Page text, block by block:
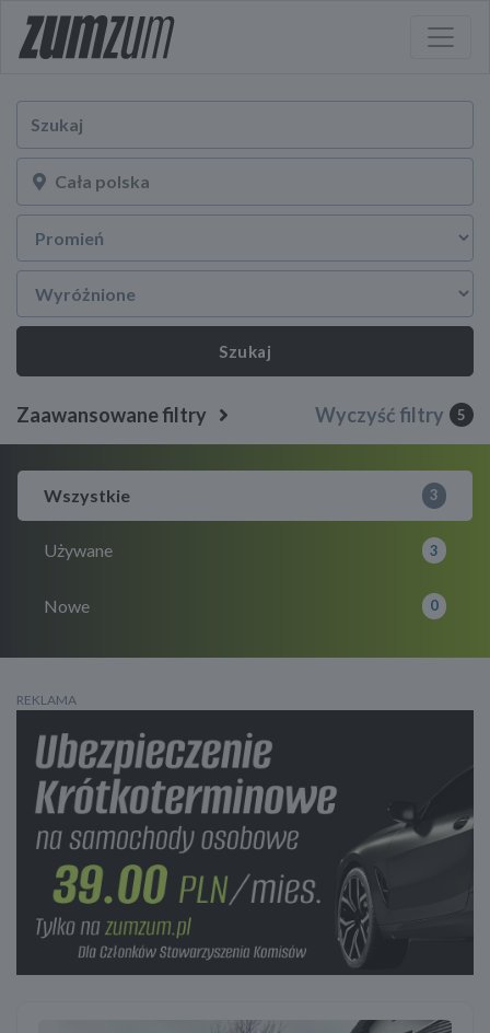
Szukaj
Zaawansowane filtry Wyczyść filtry 5
Wszystkie 3
Używane 3
Nowe 0
REKLAMA